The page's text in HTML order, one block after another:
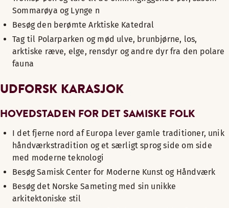
Sommarøya og Lynge n
Besøg den berømte Arktiske Katedral
Tag til Polarparken og mød ulve, brunbjørne, los,
arktiske ræve, elge, rensdyr og andre dyr fra den polare
fauna
UDFORSK KARASJOK
HOVEDSTADEN FOR DET SAMISKE FOLK
I det fjerne nord af Europa lever gamle traditioner, unik
håndværkstradition og et særligt sprog side om side
med moderne teknologi
Besøg Samisk Center for Moderne Kunst og Håndværk
Besøg det Norske Sameting med sin unikke
arkitektoniske stil